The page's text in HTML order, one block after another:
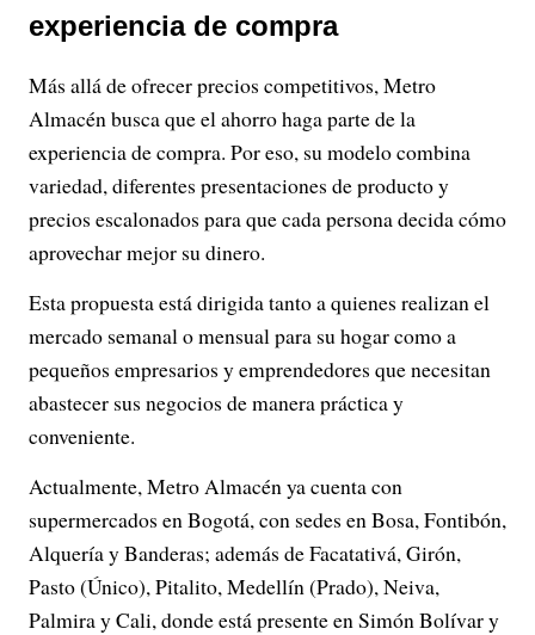
experiencia de compra
Más allá de ofrecer precios competitivos, Metro
Almacén busca que el ahorro haga parte de la
experiencia de compra. Por eso, su modelo combina
variedad, diferentes presentaciones de producto y
precios escalonados para que cada persona decida cómo
aprovechar mejor su dinero.
Esta propuesta está dirigida tanto a quienes realizan el
mercado semanal o mensual para su hogar como a
pequeños empresarios y emprendedores que necesitan
abastecer sus negocios de manera práctica y
conveniente.
Actualmente, Metro Almacén ya cuenta con
supermercados en Bogotá, con sedes en Bosa, Fontibón,
Alquería y Banderas; además de Facatativá, Girón,
Pasto (Único), Pitalito, Medellín (Prado), Neiva,
Palmira y Cali, donde está presente en Simón Bolívar y